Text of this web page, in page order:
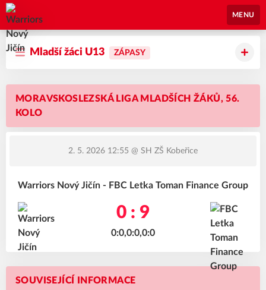
Warriors Nový Jičín
MENU
Mladší žáci U13 ZÁPASY
MORAVSKOSLEZSKÁ LIGA MLADŠÍCH ŽÁKŮ, 56.
KOLO
2. 5. 2026 12:55 @ SH ZŠ Kobeřice
Warriors Nový Jičín - FBC Letka Toman Finance Group
0 : 9
0:0,0:0,0:0
SOUVISEJÍCÍ INFORMACE